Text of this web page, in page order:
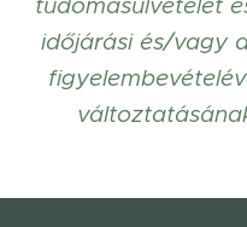
időjárási és/vagy